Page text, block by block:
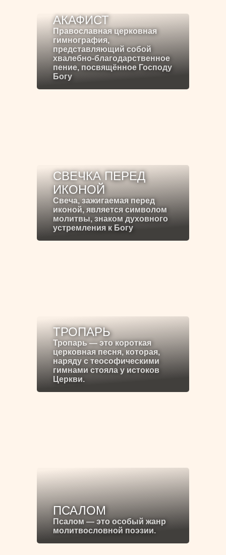
АКАФИСТ
Православная церковная
гимнография,
представляющий собой
хвалебно-благодарственное
пение, посвящённое Господу
Богу
СВЕЧКА ПЕРЕД
ИКОНОЙ
Свеча, зажигаемая перед
иконой, является символом
молитвы, знаком духовного
устремления к Богу
ТРОПАРЬ
Тропарь — это короткая
церковная песня, которая,
наряду с теософическими
гимнами стояла у истоков
Церкви.
ПСАЛОМ
Псалом — это особый жанр
молитвословной поэзии.